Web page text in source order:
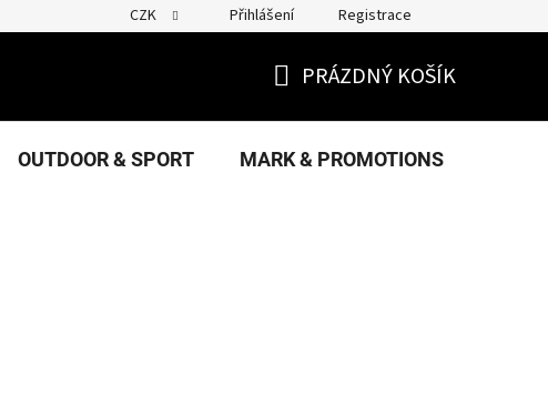
CZK Přihlášení Registrace
KOŠÍK
PRÁZDNÝ KOŠÍK
OUTDOOR & SPORT MARK & PROMOTIONS